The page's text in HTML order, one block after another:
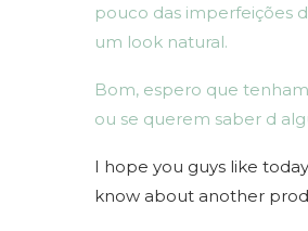
pouco das imperfeições
um look natural.
Bom, espero que
ou se querem saber d
I hope you guys like
know about another